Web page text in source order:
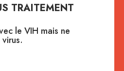
TRAITEMENT
le VIH mais ne